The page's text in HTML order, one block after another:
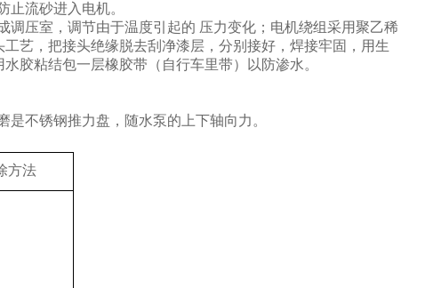
流砂进入电机。
压室，调节由于温度引起的 压力变化；电机绕组采用聚乙稀
艺，把接头绝缘脱去刮净漆层，分别接好，焊接牢固，用生
胶粘结包一层橡胶带（自行车里带）以防渗水。
不锈钢推力盘，随水泵的上下轴向力。
方法